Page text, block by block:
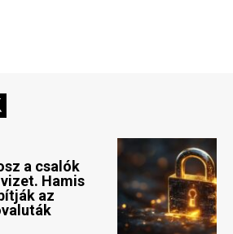
a csalók
Hamis
az